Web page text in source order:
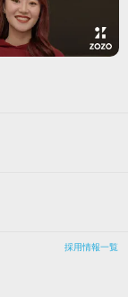
採用情報一覧